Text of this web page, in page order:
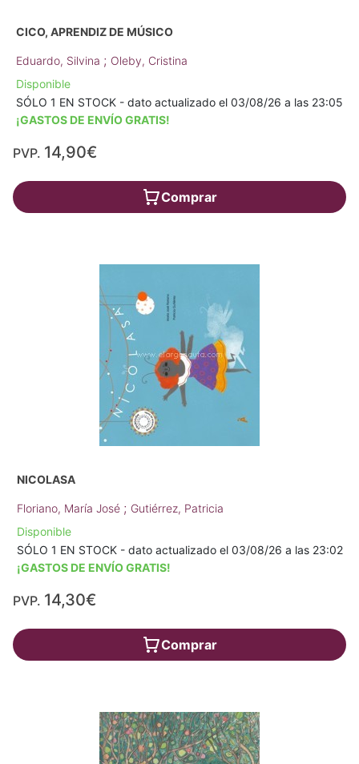
CICO, APRENDIZ DE MÚSICO
Eduardo, Silvina ; Oleby, Cristina
Disponible
SÓLO 1 EN STOCK - dato actualizado el 03/08/26 a las 23:05
¡GASTOS DE ENVÍO GRATIS!
PVP. 14,90€
Comprar
NICOLASA
Floriano, María José ; Gutiérrez, Patricia
Disponible
SÓLO 1 EN STOCK - dato actualizado el 03/08/26 a las 23:02
¡GASTOS DE ENVÍO GRATIS!
PVP. 14,30€
Comprar